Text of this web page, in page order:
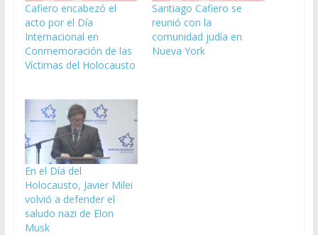
Cafiero encabezó el
acto por el Día
Internacional en
Conmemoración de las
Víctimas del Holocausto
Santiago Cafiero se
reunió con la
comunidad judía en
Nueva York
En el Día del
Holocausto, Javier Milei
volvió a defender el
saludo nazi de Elon
Musk